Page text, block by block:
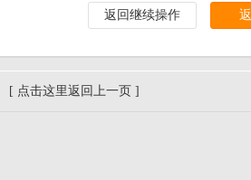
返回继续操作
[ 点击这里返回上一页 ]